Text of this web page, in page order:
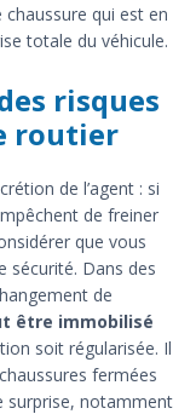
chaussure qui est en
totale du véhicule.
risques
routier
de l’agent : si
de freiner
que vous
sécurité. Dans des
de
être immobilisé
soit régularisée. Il
fermées
surprise, notamment